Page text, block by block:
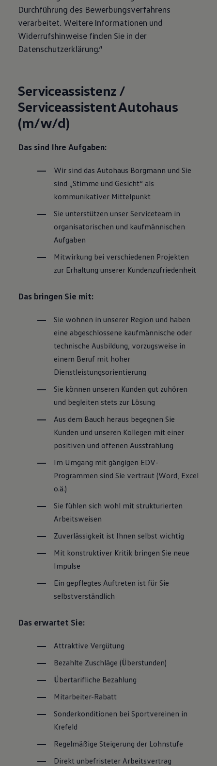
Durchführung des Bewerbungsverfahrens
verarbeitet. Weitere Informationen und
Widerrufshinweise finden Sie in der
Datenschutzerklärung.“
Serviceassistenz /
Serviceassistent Autohaus
(m/w/d)
Das sind Ihre Aufgaben:
Wir sind das Autohaus Borgmann und Sie
sind „Stimme und Gesicht“ als
kommunikativer Mittelpunkt
Sie unterstützen unser Serviceteam in
organisatorischen und kaufmännischen
Aufgaben
Mitwirkung bei verschiedenen Projekten
zur Erhaltung unserer Kundenzufriedenheit
Das bringen Sie mit:
Sie wohnen in unserer Region und haben
eine abgeschlossene kaufmännische oder
technische Ausbildung, vorzugsweise in
einem Beruf mit hoher
Dienstleistungsorientierung
Sie können unseren Kunden gut zuhören
und begleiten stets zur Lösung
Aus dem Bauch heraus begegnen Sie
Kunden und unseren Kollegen mit einer
positiven und offenen Ausstrahlung
Im Umgang mit gängigen EDV-
Programmen sind Sie vertraut (Word, Excel
o.ä.)
Sie fühlen sich wohl mit strukturierten
Arbeitsweisen
Zuverlässigkeit ist Ihnen selbst wichtig
Mit konstruktiver Kritik bringen Sie neue
Impulse
Ein gepflegtes Auftreten ist für Sie
selbstverständlich
Das erwartet Sie:
Attraktive Vergütung
Bezahlte Zuschläge (Überstunden)
Übertarifliche Bezahlung
Mitarbeiter-Rabatt
Sonderkonditionen bei Sportvereinen in
Krefeld
Regelmäßige Steigerung der Lohnstufe
Direkt unbefristeter Arbeitsvertrag